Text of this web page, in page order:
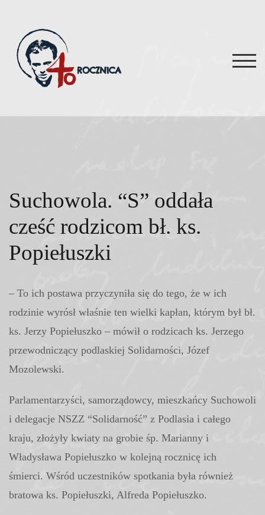
content
Suchowola. “S” oddała
cześć rodzicom bł. ks.
Popiełuszki
– To ich postawa przyczyniła się do tego, że w ich
rodzinie wyrósł właśnie ten wielki kapłan, którym był bł.
ks. Jerzy Popiełuszko – mówił o rodzicach ks. Jerzego
przewodniczący podlaskiej Solidarności, Józef
Mozolewski.
Parlamentarzyści, samorządowcy, mieszkańcy Suchowoli
i delegacje NSZZ “Solidarność” z Podlasia i całego
kraju, złożyły kwiaty na grobie śp. Marianny i
Władysława Popiełuszko w kolejną rocznicę ich
śmierci. Wśród uczestników spotkania była również
bratowa ks. Popiełuszki, Alfreda Popiełuszko.